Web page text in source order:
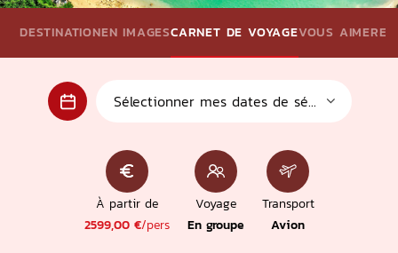
DESTINATIONEN IMAGESCARNET DE VOYAGEVOUS
À partir de
2599,00 €/pers
Voyage
En groupe
Transport
Avion